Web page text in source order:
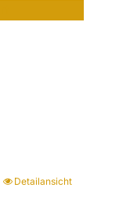
Detailansicht